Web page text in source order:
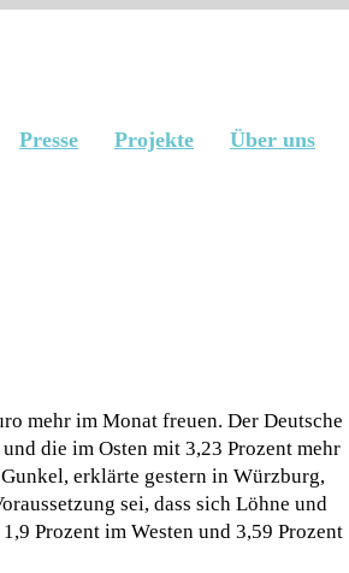
Presse Projekte Über uns
mehr im Monat freuen. Der Deutsche
die im Osten mit 3,23 Prozent mehr
erklärte gestern in Würzburg,
sei, dass sich Löhne und
Prozent im Westen und 3,59 Prozent